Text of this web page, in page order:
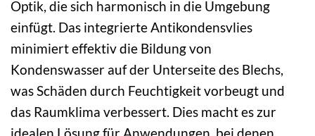
Optik, die sich harmonisch in die Umgebung
einfügt. Das integrierte Antikondensvlies
minimiert effektiv die Bildung von
Kondenswasser auf der Unterseite des Blechs,
was Schäden durch Feuchtigkeit vorbeugt und
das Raumklima verbessert. Dies macht es zur
idealen Lösung für Anwendungen, bei denen